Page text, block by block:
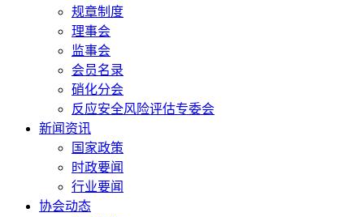
规章制度
理事会
监事会
会员名录
硝化分会
反应安全风险评估专委会
新闻资讯
国家政策
时政要闻
行业要闻
协会动态